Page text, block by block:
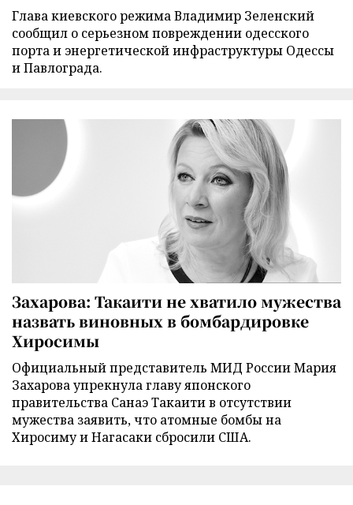
Глава киевского режима Владимир Зеленский
сообщил о серьезном повреждении одесского
порта и энергетической инфраструктуры Одессы
и Павлограда.
Захарова: Такаити не хватило мужества
назвать виновных в бомбардировке
Хиросимы
Официальный представитель МИД России Мария
Захарова упрекнула главу японского
правительства Санаэ Такаити в отсутствии
мужества заявить, что атомные бомбы на
Хиросиму и Нагасаки сбросили США.